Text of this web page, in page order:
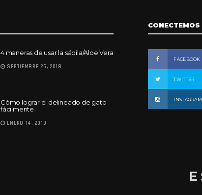
4 maneras de usar la sábila/Aloe Vera
SEPTIEMBRE 26, 2018
Cómo lograr el delineado de gato
fácilmente
ENERO 14, 2019
CONECTEMOS
FACEBOOK
TWITTER
INSTAGRAM